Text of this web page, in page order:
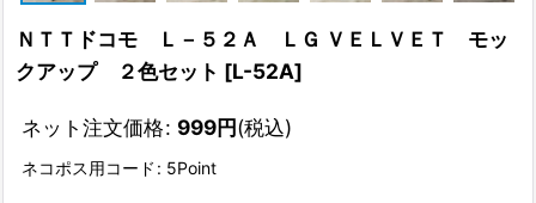
ＮＴＴドコモ Ｌ－５２Ａ ＬＧ ＶＥＬＶＥＴ モッ
クアップ ２色セット [L-52A]
ネット注文価格: 999円(税込)
ネコポス用コード : 5Point